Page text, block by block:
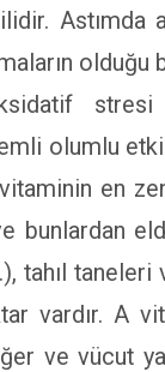
Astımda
olumlu
en
bunlardan
tahıl
vardır. A
ve vücut